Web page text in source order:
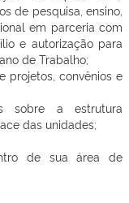
de pesquisa, ensino,
em parceria com
e autorização para
de Trabalho;
projetos, convênios e
sobre a estrutura
das unidades;
de sua área de